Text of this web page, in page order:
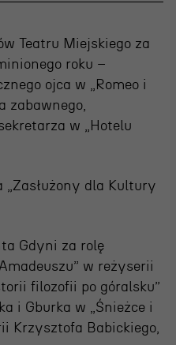
Teatru Miejskiego za
roku –
ojca w „Romeo i
zabawnego,
w „Hotelu
„Zasłużony dla Kultury
Gdyni za rolę
w reżyserii
filozofii po góralsku”
i Gburka w „Śnieżce i
Krzysztofa Babickiego,